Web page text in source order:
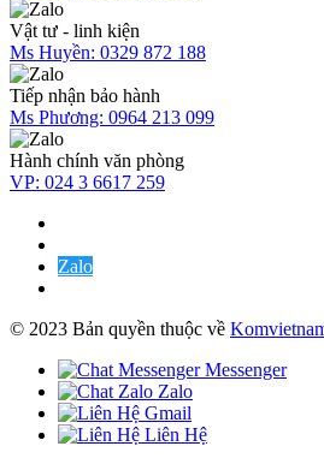
Vật tư - linh kiện
Ms Huyền: 0329 872 188
Tiếp nhận bảo hành
Ms Phương: 0964 213 099
Hành chính văn phòng
VP: 024 3 6617 259
Zalo
© 2023 Bản quyền thuộc về
Messenger
Zalo
Gmail
Liên Hệ